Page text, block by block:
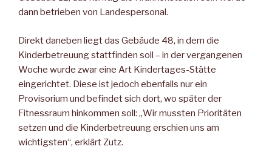
dann betrieben von Landespersonal.
Direkt daneben liegt das Gebäude 48, in dem die
Kinderbetreuung stattfinden soll – in der vergangenen
Woche wurde zwar eine Art Kindertages-Stätte
eingerichtet. Diese ist jedoch ebenfalls nur ein
Provisorium und befindet sich dort, wo später der
Fitnessraum hinkommen soll: „Wir mussten Prioritäten
setzen und die Kinderbetreuung erschien uns am
wichtigsten“, erklärt Zutz.